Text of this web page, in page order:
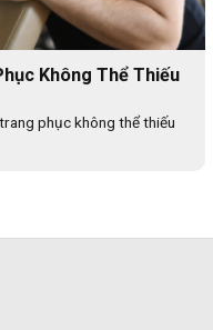
Không Thể Thiếu
phục không thể thiếu